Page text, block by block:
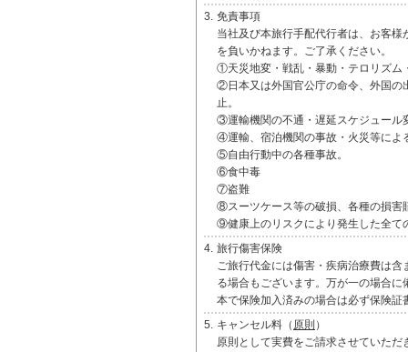
3. 免責事項
当社及び本旅行手配代行者は、お客
を負いかねます。ご了承ください。
①天災地変・戦乱・暴動・テロリズム
②日本又は外国官公庁の命令、外国の
止。
③運輸機関の不通・遅延スケジュール
④運輸、宿泊機関の事故・火災等によ
⑤自由行動中の各種事故。
⑥食中毒
⑦盗難
⑧スーツケース等の破損、各種の損害
⑨健康上のリスクにより発生した全て
4. 旅行傷害保険
ご旅行代金には傷害・疾病治療費は
る場合もございます。万が一の場合
本で保険加入済みの場合は必ず保険証
5. キャンセル料（ 原則 ）
原則として実費をご請求させていただ